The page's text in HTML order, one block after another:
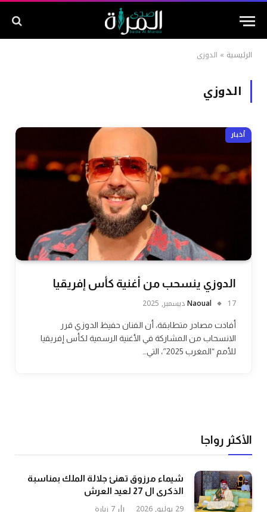
الرئيسية » الدوزي
الدوزي
أخبار
الدوزي ينسحب من أغنية كأس إفريقيا
Naoual 17 ديسمبر, 2025
أفادت مصادر متطابقة، أن الفنان حفيظ الدوزي قرر
الانسحاب من المشاركة في الأغنية الرسمية لكأس إفريقيا
للأمم “المغرب 2025″، التي…
الأكثر رواجا
شيماء مرزوق تهنئ جلالة الملك بمناسبة
الذكرى ال 27 لعيد العرش
29 يوليو, 2026 7 زيارة